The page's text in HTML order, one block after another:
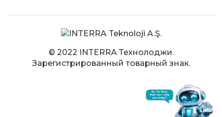
© 2022 INTERRA Технолоджи.
Зарегистрированный товарный знак.